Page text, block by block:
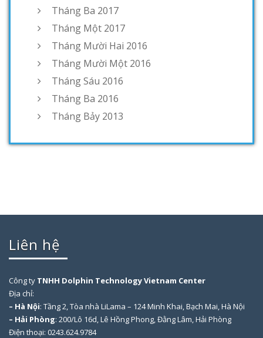
Tháng Ba 2017
Tháng Một 2017
Tháng Mười Hai 2016
Tháng Mười Một 2016
Tháng Sáu 2016
Tháng Ba 2016
Tháng Bảy 2013
Liên hệ
Công ty TNHH Dolphin Technology Vietnam Center
Địa chỉ:
– Hà Nội: Tầng 2, Tòa nhà LiLama – 124 Minh Khai, Bạch Mai, Hà Nội
– Hải Phòng: 200/Lô 16d, Lê Hồng Phong, Đằng Lâm, Hải Phòng
Điện thoại: 0243.624.9784